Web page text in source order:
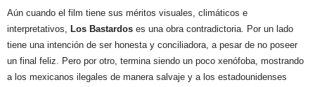
Aún cuando el film tiene sus méritos visuales, climáticos e
interpretativos, Los Bastardos es una obra contradictoria. Por un lado
tiene una intención de ser honesta y conciliadora, a pesar de no poseer
un final feliz. Pero por otro, termina siendo un poco xenófoba, mostrando
a los mexicanos ilegales de manera salvaje y a los estadounidenses